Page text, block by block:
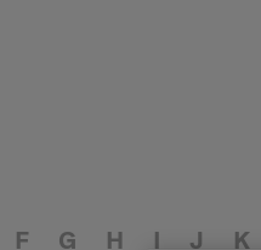
F G H I J K